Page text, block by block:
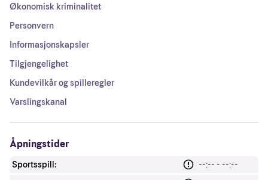
Økonomisk kriminalitet
Personvern
Informasjonskapsler
Tilgjengelighet
Kundevilkår og spilleregler
Varslingskanal
Åpningstider
Sportsspill:
--:-- - --:--